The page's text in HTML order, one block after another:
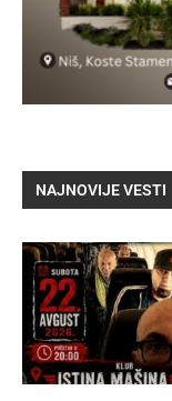
NAJNOVIJE VESTI